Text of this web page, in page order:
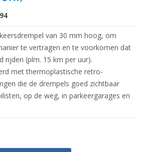
van 30 mm hoog, om
te vertragen en te voorkomen dat
rijden (plm. 15 km per uur).
met thermoplastische retro-
die de drempels goed zichtbaar
op de weg, in parkeergarages en